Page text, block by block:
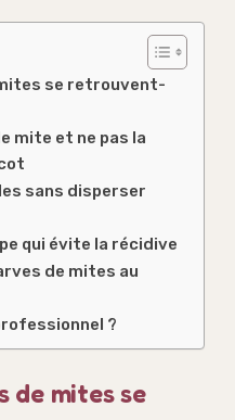
se retrouvent-
mite et ne pas la
sans disperser
qui évite la récidive
de mites au
?
de mites se